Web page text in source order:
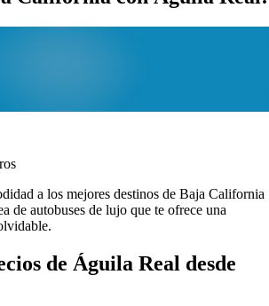
a los mejores destinos de Baja California
de autobuses de lujo que te ofrece una
de Águila Real desde